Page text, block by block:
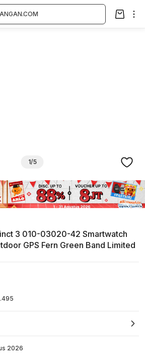
1/5
3 010-03020-42 Smartwatch
GPS Fern Green Band Limited
2026